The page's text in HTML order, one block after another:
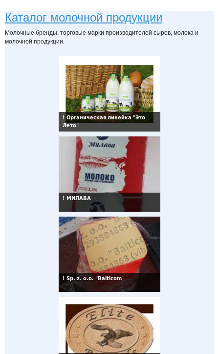
Каталог молочной продукции
Молочные бренды, торговые марки производителей сыров, молока и
молочной продукции.
! Органическая линейка "Это
Лето"
! МИЛАВА
! Sp. z. o.o. "Balticom